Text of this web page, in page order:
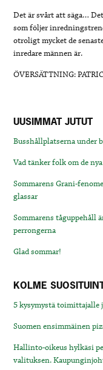
Det är svårt att säga…
som följer
otroligt mycket de
inredare männen är.
ÖVERSÄTTNING:
UUSIMMAT JUTUT
Busshållplatserna under
Vad tänker folk om de
Sommarens Grani-
glassar
Sommarens tåguppehåll
perrongerna
Glad sommar!
KOLME
5 kysymystä toimittajalle
Suomen ensimmäinen
Hallinto-oikeus hylkäsi
valituksen.